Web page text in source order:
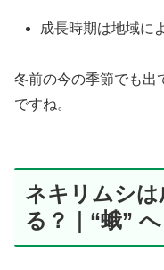
成長時期は地域に
冬前の今の季節でも出
ですね。
ネキリムシ
る？｜“蛾”